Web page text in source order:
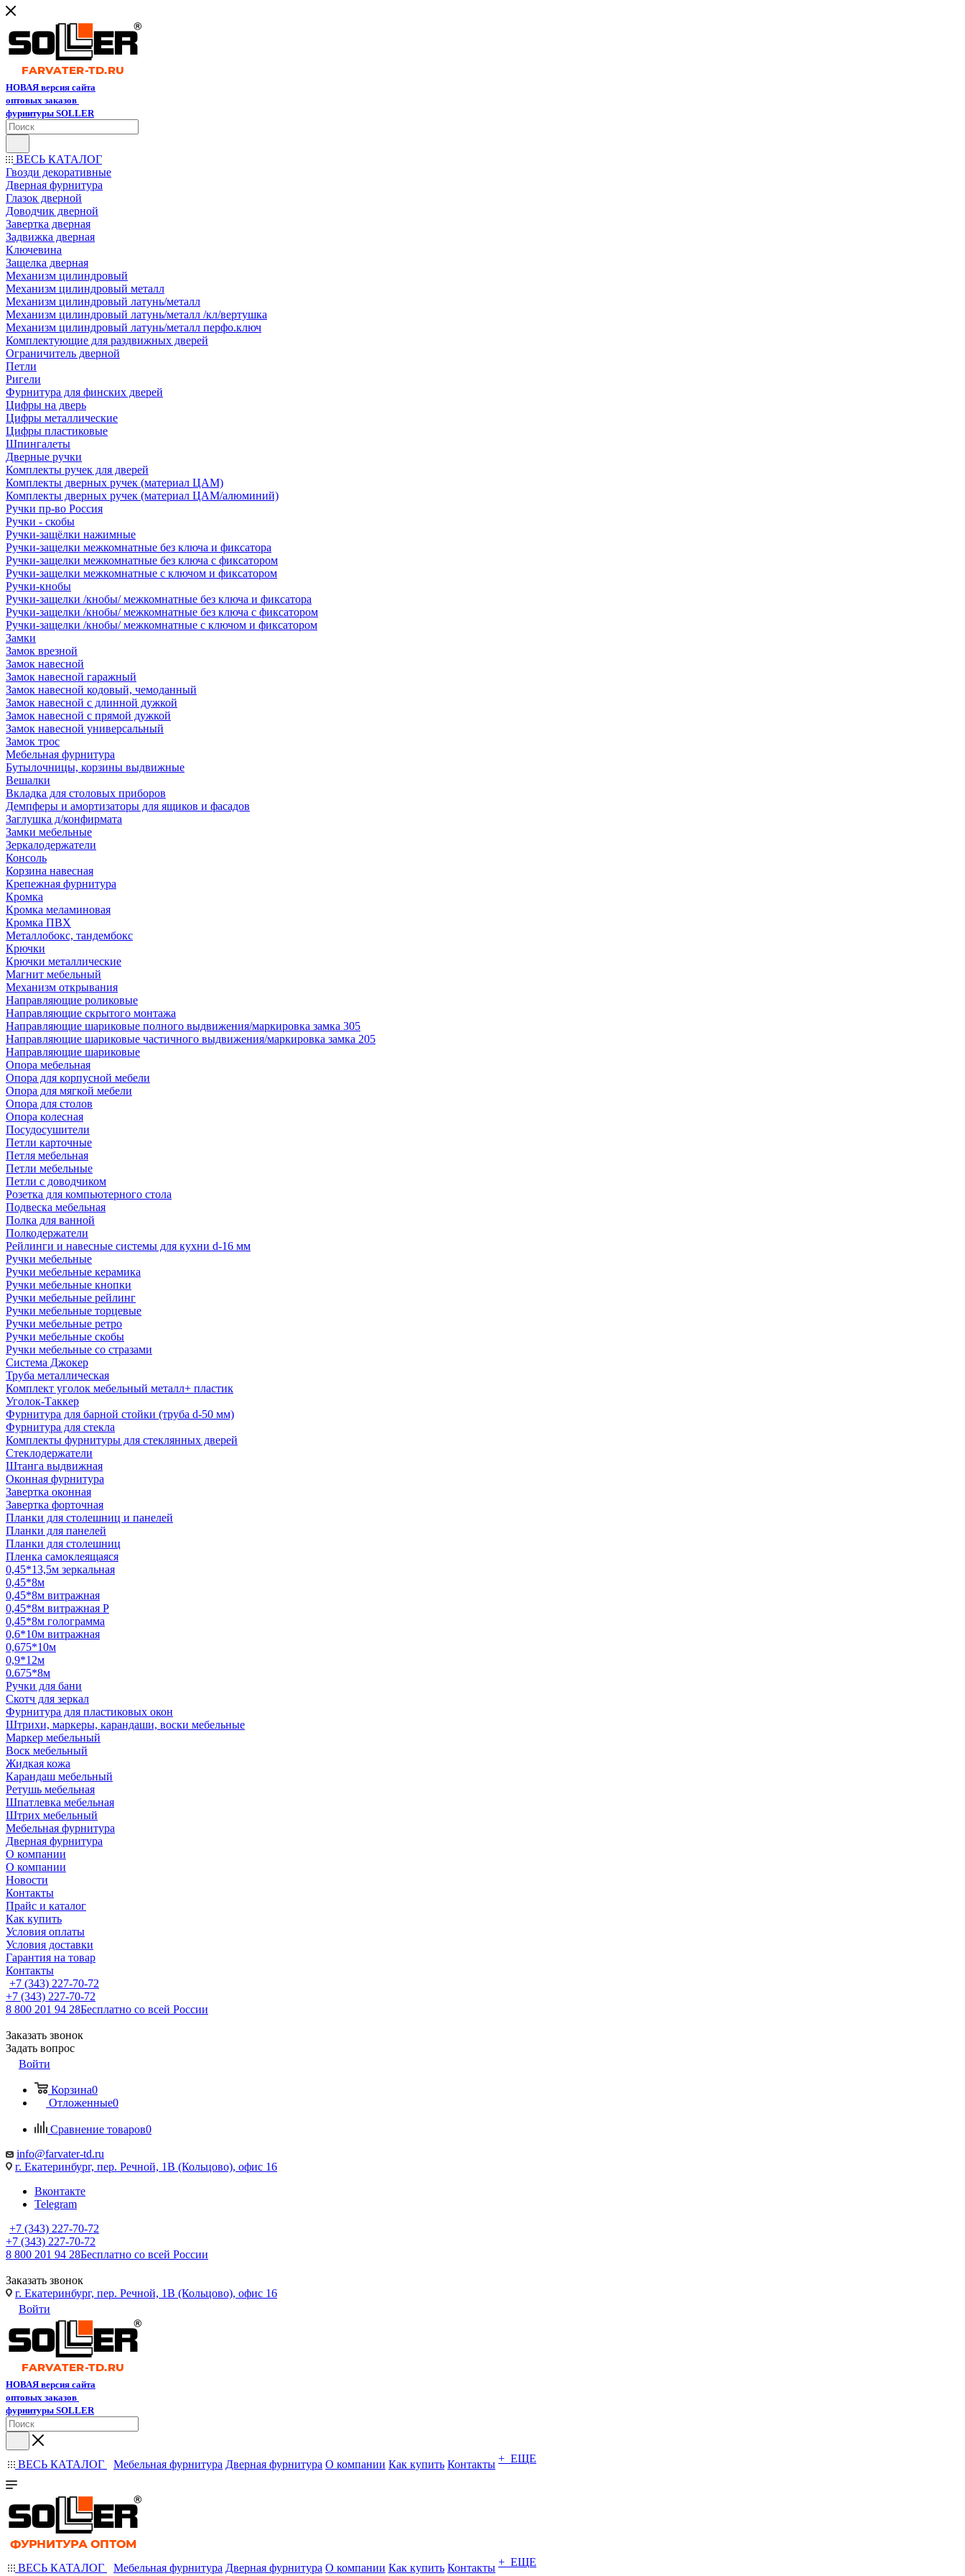
НОВАЯ версия сайта
оптовых заказов
фурнитуры SOLLER
ВЕСЬ КАТАЛОГ
Гвозди декоративные
Дверная фурнитура
Глазок дверной
Доводчик дверной
Завертка дверная
Задвижка дверная
Ключевина
Защелка дверная
Механизм цилиндровый
Механизм цилиндровый металл
Механизм цилиндровый латунь/металл
Механизм цилиндровый латунь/металл /кл/вертушка
Механизм цилиндровый латунь/металл перфо.ключ
Комплектующие для раздвижных дверей
Ограничитель дверной
Петли
Ригели
Фурнитура для финских дверей
Цифры на дверь
Цифры металлические
Цифры пластиковые
Шпингалеты
Дверные ручки
Комплекты ручек для дверей
Комплекты дверных ручек (материал ЦАМ)
Комплекты дверных ручек (материал ЦАМ/алюминий)
Ручки пр-во Россия
Ручки - скобы
Ручки-защёлки нажимные
Ручки-защелки межкомнатные без ключа и фиксатора
Ручки-защелки межкомнатные без ключа с фиксатором
Ручки-защелки межкомнатные с ключом и фиксатором
Ручки-кнобы
Ручки-защелки /кнобы/ межкомнатные без ключа и фиксатора
Ручки-защелки /кнобы/ межкомнатные без ключа с фиксатором
Ручки-защелки /кнобы/ межкомнатные с ключом и фиксатором
Замки
Замок врезной
Замок навесной
Замок навесной гаражный
Замок навесной кодовый, чемоданный
Замок навесной с длинной дужкой
Замок навесной с прямой дужкой
Замок навесной универсальный
Замок трос
Мебельная фурнитура
Бутылочницы, корзины выдвижные
Вешалки
Вкладка для столовых приборов
Демпферы и амортизаторы для ящиков и фасадов
Заглушка д/конфирмата
Замки мебельные
Зеркалодержатели
Консоль
Корзина навесная
Крепежная фурнитура
Кромка
Кромка меламиновая
Кромка ПВХ
Металлобокс, тандембокс
Крючки
Крючки металлические
Магнит мебельный
Механизм открывания
Направляющие роликовые
Направляющие скрытого монтажа
Направляющие шариковые полного выдвижения/маркировка замка 305
Направляющие шариковые частичного выдвижения/маркировка замка 205
Направляющие шариковые
Опора мебельная
Опора для корпусной мебели
Опора для мягкой мебели
Опора для столов
Опора колесная
Посудосушители
Петли карточные
Петля мебельная
Петли мебельные
Петли с доводчиком
Розетка для компьютерного стола
Подвеска мебельная
Полка для ванной
Полкодержатели
Рейлинги и навесные системы для кухни d-16 мм
Ручки мебельные
Ручки мебельные керамика
Ручки мебельные кнопки
Ручки мебельные рейлинг
Ручки мебельные торцевые
Ручки мебельные ретро
Ручки мебельные скобы
Ручки мебельные со стразами
Система Джокер
Труба металлическая
Комплект уголок мебельный металл+ пластик
Уголок-Таккер
Фурнитура для барной стойки (труба d-50 мм)
Фурнитура для стекла
Комплекты фурнитуры для стеклянных дверей
Стеклодержатели
Штанга выдвижная
Оконная фурнитура
Завертка оконная
Завертка форточная
Планки для столешниц и панелей
Планки для панелей
Планки для столешниц
Пленка самоклеящаяся
0,45*13,5м зеркальная
0,45*8м
0,45*8м витражная
0,45*8м витражная Р
0,45*8м голограмма
0,6*10м витражная
0,675*10м
0,9*12м
0.675*8м
Ручки для бани
Скотч для зеркал
Фурнитура для пластиковых окон
Штрихи, маркеры, карандаши, воски мебельные
Маркер мебельный
Воск мебельный
Жидкая кожа
Карандаш мебельный
Ретушь мебельная
Шпатлевка мебельная
Штрих мебельный
Мебельная фурнитура
Дверная фурнитура
О компании
О компании
Новости
Контакты
Прайс и каталог
Как купить
Условия оплаты
Условия доставки
Гарантия на товар
Контакты
+7 (343) 227-70-72
+7 (343) 227-70-72
8 800 201 94 28Бесплатно со всей России
Заказать звонок
Задать вопрос
Войти
Корзина0
Отложенные0
Сравнение товаров0
info@farvater-td.ru
г. Екатеринбург, пер. Речной, 1В (Кольцово), офис 16
Вконтакте
Telegram
+7 (343) 227-70-72
+7 (343) 227-70-72
8 800 201 94 28Бесплатно со всей России
Заказать звонок
г. Екатеринбург, пер. Речной, 1В (Кольцово), офис 16
Войти
НОВАЯ версия сайта
оптовых заказов
фурнитуры SOLLER
ВЕСЬ КАТАЛОГ Мебельная фурнитура Дверная фурнитура О компании Как купить Контакты + ЕЩЕ
ВЕСЬ КАТАЛОГ Мебельная фурнитура Дверная фурнитура О компании Как купить Контакты + ЕЩЕ